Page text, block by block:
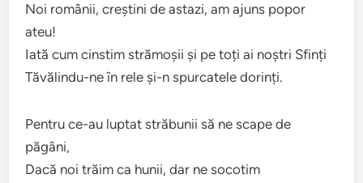
Noi românii, creștini de astazi, am ajuns popor
ateu!
Iată cum cinstim strămoșii și pe toți ai noștri Sfinți
Tăvălindu-ne în rele și-n spurcatele dorinți.
Pentru ce-au luptat străbunii să ne scape de
păgâni,
Dacă noi trăim ca hunii, dar ne socotim